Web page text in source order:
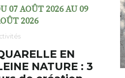
02 AOÛT 2026 AU 23
2026
charbon au